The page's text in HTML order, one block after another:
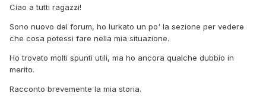
Ciao a tutti ragazzi!
Sono nuovo del forum, ho lurkato un po' la sezione per vedere
che cosa potessi fare nella mia situazione.
Ho trovato molti spunti utili, ma ho ancora qualche dubbio in
merito.
Racconto brevemente la mia storia.